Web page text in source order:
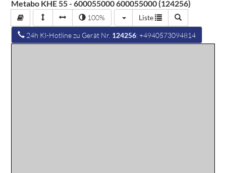
Metabo KHE 55 - 600055000 600055000 (124256)
100% Liste
24h KI-Hotline zu Gerät Nr. 124256: +4940573094814